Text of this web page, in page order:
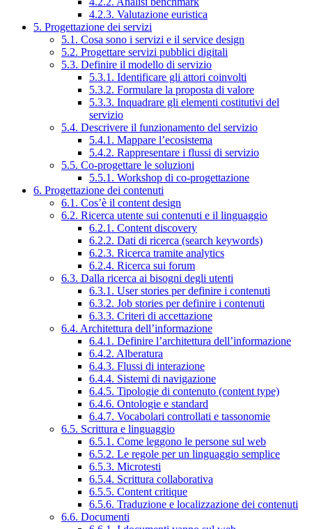
4.2.3. Valutazione euristica
5. Progettazione dei servizi
5.1. Cosa sono i servizi e il service design
5.2. Progettare servizi pubblici digitali
5.3. Definire il modello di servizio
5.3.1. Identificare gli attori coinvolti
5.3.2. Formulare la proposta di valore
5.3.3. Inquadrare gli elementi costitutivi del
servizio
5.4. Descrivere il funzionamento del servizio
5.4.1. Mappare l’ecosistema
5.4.2. Rappresentare i flussi di servizio
5.5. Co-progettare le soluzioni
5.5.1. Workshop di co-progettazione
6. Progettazione dei contenuti
6.1. Cos’è il content design
6.2. Ricerca utente sui contenuti e il linguaggio
6.2.1. Content discovery
6.2.2. Dati di ricerca (search keywords)
6.2.3. Ricerca tramite analytics
6.2.4. Ricerca sui forum
6.3. Dalla ricerca ai bisogni degli utenti
6.3.1. User stories per definire i contenuti
6.3.2. Job stories per definire i contenuti
6.3.3. Criteri di accettazione
6.4. Architettura dell’informazione
6.4.1. Definire l’architettura dell’informazione
6.4.2. Alberatura
6.4.3. Flussi di interazione
6.4.4. Sistemi di navigazione
6.4.5. Tipologie di contenuto (content type)
6.4.6. Ontologie e standard
6.4.7. Vocabolari controllati e tassonomie
6.5. Scrittura e linguaggio
6.5.1. Come leggono le persone sul web
6.5.2. Le regole per un linguaggio semplice
6.5.3. Microtesti
6.5.4. Scrittura collaborativa
6.5.5. Content critique
6.5.6. Traduzione e localizzazione dei contenuti
6.6. Documenti